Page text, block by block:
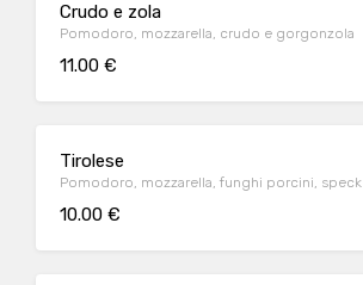
Crudo e zola
Pomodoro, mozzarella, crudo e gorgonzola
11.00 €
Tirolese
Pomodoro, mozzarella, funghi porcini, speck
10.00 €